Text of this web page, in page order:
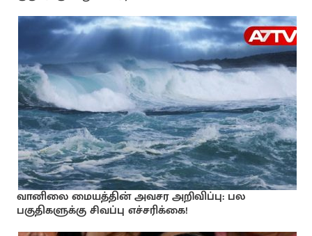
வானிலை மையத்தின் அவசர அறிவிப்பு: பல
பகுதிகளுக்கு சிவப்பு எச்சரிக்கை!